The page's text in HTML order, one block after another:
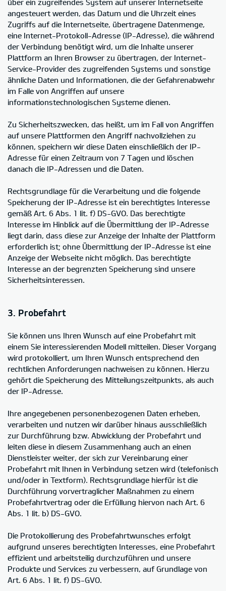
über ein zugreifendes System auf unserer Internetseite
angesteuert werden, das Datum und die Uhrzeit eines
Zugriffs auf die Internetseite, übertragene Datenmenge,
eine Internet-Protokoll-Adresse (IP-Adresse), die während
der Verbindung benötigt wird, um die Inhalte unserer
Plattform an Ihren Browser zu übertragen, der Internet-
Service-Provider des zugreifenden Systems und sonstige
ähnliche Daten und Informationen, die der Gefahrenabwehr
im Falle von Angriffen auf unsere
informationstechnologischen Systeme dienen.
Zu Sicherheitszwecken, das heißt, um im Fall von Angriffen
auf unsere Plattformen den Angriff nachvollziehen zu
können, speichern wir diese Daten einschließlich der IP-
Adresse für einen Zeitraum von 7 Tagen und löschen
danach die IP-Adressen und die Daten.
Rechtsgrundlage für die Verarbeitung und die folgende
Speicherung der IP-Adresse ist ein berechtigtes Interesse
gemäß Art. 6 Abs. 1 lit. f) DS-GVO. Das berechtigte
Interesse im Hinblick auf die Übermittlung der IP-Adresse
liegt darin, dass diese zur Anzeige der Inhalte der Plattform
erforderlich ist; ohne Übermittlung der IP-Adresse ist eine
Anzeige der Webseite nicht möglich. Das berechtigte
Interesse an der begrenzten Speicherung sind unsere
Sicherheitsinteressen.
3. Probefahrt
Sie können uns Ihren Wunsch auf eine Probefahrt mit
einem Sie interessierenden Modell mitteilen. Dieser Vorgang
wird protokolliert, um Ihren Wunsch entsprechend den
rechtlichen Anforderungen nachweisen zu können. Hierzu
gehört die Speicherung des Mitteilungszeitpunkts, als auch
der IP-Adresse.
Ihre angegebenen personenbezogenen Daten erheben,
verarbeiten und nutzen wir darüber hinaus ausschließlich
zur Durchführung bzw. Abwicklung der Probefahrt und
leiten diese in diesem Zusammenhang auch an einen
Dienstleister weiter, der sich zur Vereinbarung einer
Probefahrt mit Ihnen in Verbindung setzen wird (telefonisch
und/oder in Textform). Rechtsgrundlage hierfür ist die
Durchführung vorvertraglicher Maßnahmen zu einem
Probefahrtvertrag oder die Erfüllung hiervon nach Art. 6
Abs. 1 lit. b) DS-GVO.
Die Protokollierung des Probefahrtwunsches erfolgt
aufgrund unseres berechtigten Interesses, eine Probefahrt
effizient und arbeitsteilig durchzuführen und unsere
Produkte und Services zu verbessern, auf Grundlage von
Art. 6 Abs. 1 lit. f) DS-GVO.